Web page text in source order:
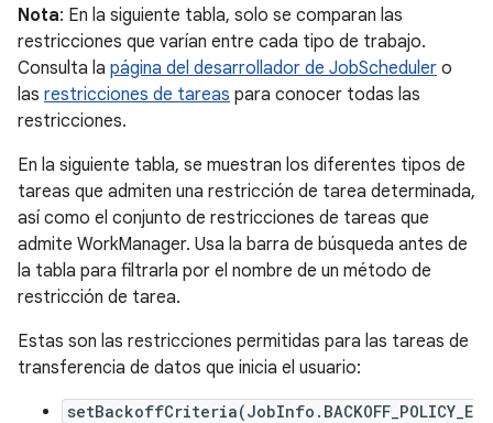
Nota: En la siguiente tabla, solo se comparan las
restricciones que varían entre cada tipo de trabajo.
Consulta la página del desarrollador de JobScheduler o
las restricciones de tareas para conocer todas las
restricciones.
En la siguiente tabla, se muestran los diferentes tipos de
tareas que admiten una restricción de tarea determinada,
así como el conjunto de restricciones de tareas que
admite WorkManager. Usa la barra de búsqueda antes de
la tabla para filtrarla por el nombre de un método de
restricción de tarea.
Estas son las restricciones permitidas para las tareas de
transferencia de datos que inicia el usuario:
setBackoffCriteria(JobInfo.BACKOFF_POLICY_E